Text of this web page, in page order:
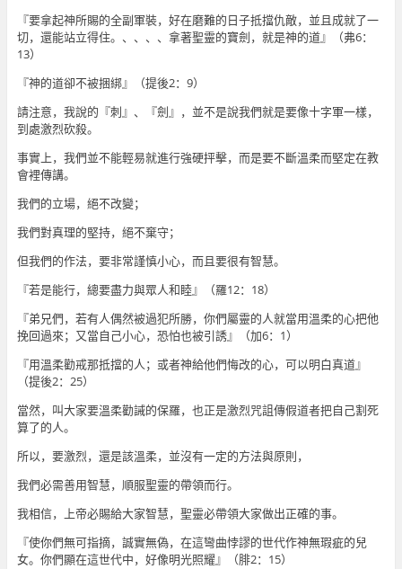
『要拿起神所賜的全副軍裝，好在磨難的日子抵擋仇敵，並且成就了一
切，還能站立得住。、、、、拿著聖靈的寶劍，就是神的道』（弗6：
13）
『神的道卻不被捆綁』（提後2：9）
請注意，我說的『刺』、『劍』，並不是說我們就是要像十字軍一樣，
到處激烈砍殺。
事實上，我們並不能輕易就進行強硬抨擊，而是要不斷溫柔而堅定在教
會裡傳講。
我們的立場，絕不改變；
我們對真理的堅持，絕不棄守；
但我們的作法，要非常謹慎小心，而且要很有智慧。
『若是能行，總要盡力與眾人和睦』（羅12：18）
『弟兄們，若有人偶然被過犯所勝，你們屬靈的人就當用溫柔的心把他
挽回過來；又當自己小心，恐怕也被引誘』（加6：1）
『用溫柔勸戒那抵擋的人；或者神給他們悔改的心，可以明白真道』
（提後2：25）
當然，叫大家要溫柔勸誡的保羅，也正是激烈咒詛傳假道者把自己割死
算了的人。
所以，要激烈，還是該溫柔，並沒有一定的方法與原則，
我們必需善用智慧，順服聖靈的帶領而行。
我相信，上帝必賜給大家智慧，聖靈必帶領大家做出正確的事。
『使你們無可指摘，誠實無偽，在這彎曲悖謬的世代作神無瑕疵的兒
女。你們顯在這世代中，好像明光照耀』（腓2：15）